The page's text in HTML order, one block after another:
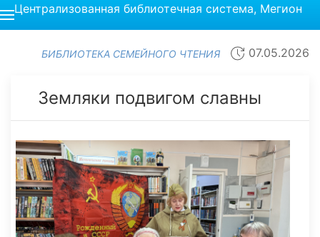
Централизованная библиотечная система, Мегион
БИБЛИОТЕКА СЕМЕЙНОГО ЧТЕНИЯ 07.05.2026
Земляки подвигом славны